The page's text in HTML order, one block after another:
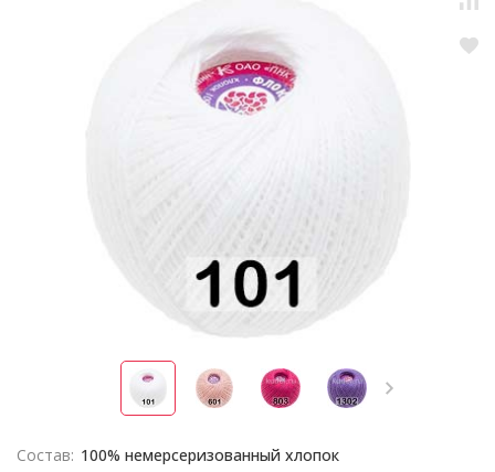
Состав: 100% немерсеризованный хлопок